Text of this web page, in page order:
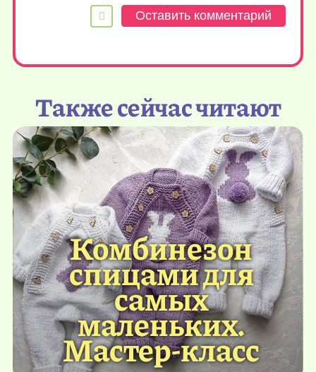
Также сейчас читают
Комбинезон
спицами для
самых
маленьких.
Мастер-класс